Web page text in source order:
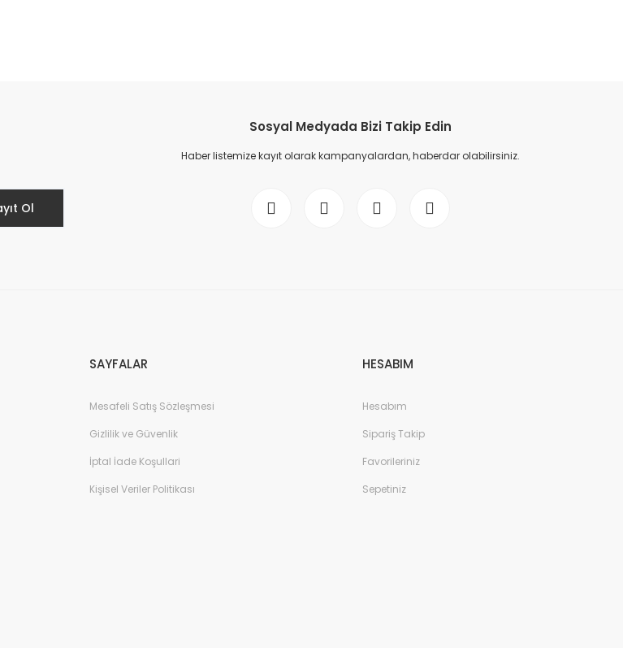
Ol
Sosyal Medyada Bizi Takip Edin
Haber listemize kayıt olarak kampanyalardan, haberdar olabilirsiniz.
SAYFALAR
Mesafeli Satış Sözleşmesi
Gizlilik ve Güvenlik
İptal İade Koşullari
Kişisel Veriler Politikası
HESABIM
Hesabım
Sipariş Takip
Favorileriniz
Sepetiniz